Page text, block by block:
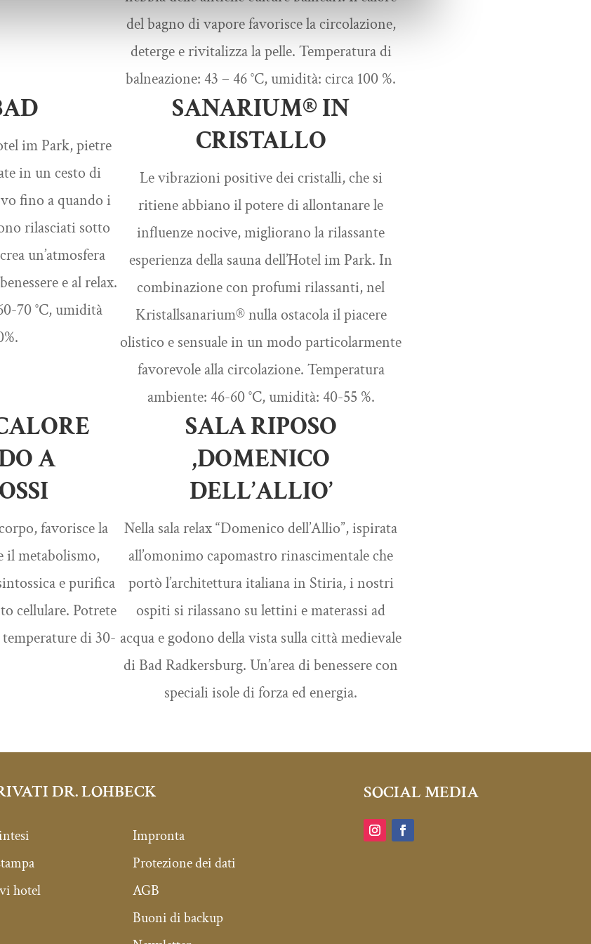
del bagno di vapore favorisce la circolazione,
deterge e rivitalizza la pelle. Temperatura di
balneazione: 43 – 46 °C, umidità: circa 100 %.
im Park, pietre
in un cesto di
fino a quando i
rilasciati sotto
un’atmosfera
e al relax.
70 °C, umidità
SANARIUM® IN
CRISTALLO
Le vibrazioni positive dei cristalli, che si
ritiene abbiano il potere di allontanare le
influenze nocive, migliorano la rilassante
esperienza della sauna dell’Hotel im Park. In
combinazione con profumi rilassanti, nel
Kristallsanarium® nulla ostacola il piacere
olistico e sensuale in un modo particolarmente
favorevole alla circolazione. Temperatura
ambiente: 46-60 °C, umidità: 40-55 %.
A
favorisce la
il metabolismo,
e purifica
cellulare. Potrete
temperature di 30-
SALA RIPOSO
,DOMENICO
DELL’ALLIO’
Nella sala relax “Domenico dell’Allio”, ispirata
all’omonimo capomastro rinascimentale che
portò l’architettura italiana in Stiria, i nostri
ospiti si rilassano su lettini e materassi ad
acqua e godono della vista sulla città medievale
di Bad Radkersburg. Un’area di benessere con
speciali isole di forza ed energia.
DR. LOHBECK
hotel
Impronta
Protezione dei dati
AGB
Buoni di backup
SOCIAL MEDIA